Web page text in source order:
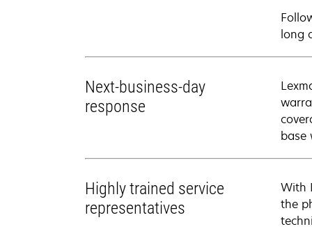
long
Next-business-day
response
base
Highly trained service
representatives
With
the